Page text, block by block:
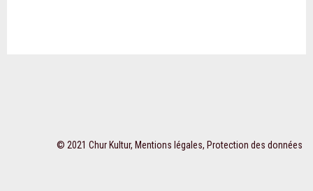
© 2021 Chur Kultur, Mentions légales, Protection des données